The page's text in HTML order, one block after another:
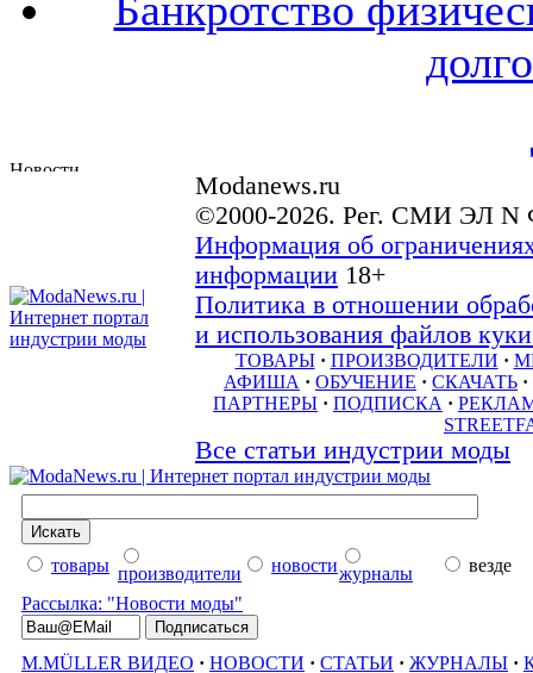
Modanews.ru
©2000-2026. Рег. СМИ ЭЛ N
Информация об
информации 18+
Политика в отношении
и использования файлов
ТОВАРЫ · ПРОИЗВОДИТЕЛИ ·
АФИША · ОБУЧЕНИЕ · СКАЧАТЬ ·
ПАРТНЕРЫ · ПОДПИСКА ·
Все статьи индустрии моды
товары производители новостижурналы
везде
Рассылка: "Новости моды"
M.MÜLLER ВИДЕО · НОВОСТИ · СТАТЬИ · ЖУРНАЛЫ ·